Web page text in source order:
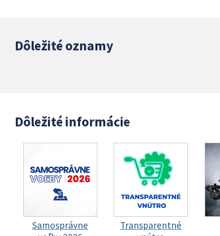
Dôležité oznamy
Dôležité informácie
Samosprávne
Transparentné